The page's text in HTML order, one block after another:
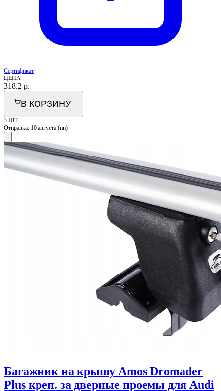
Сертификат
ЦЕНА
318.2 р.
В КОРЗИНУ
3 ШТ
Отправка: 10 августа (пн)
Багажник на крышу Amos Dromader
Plus креп. за дверные проемы для Audi